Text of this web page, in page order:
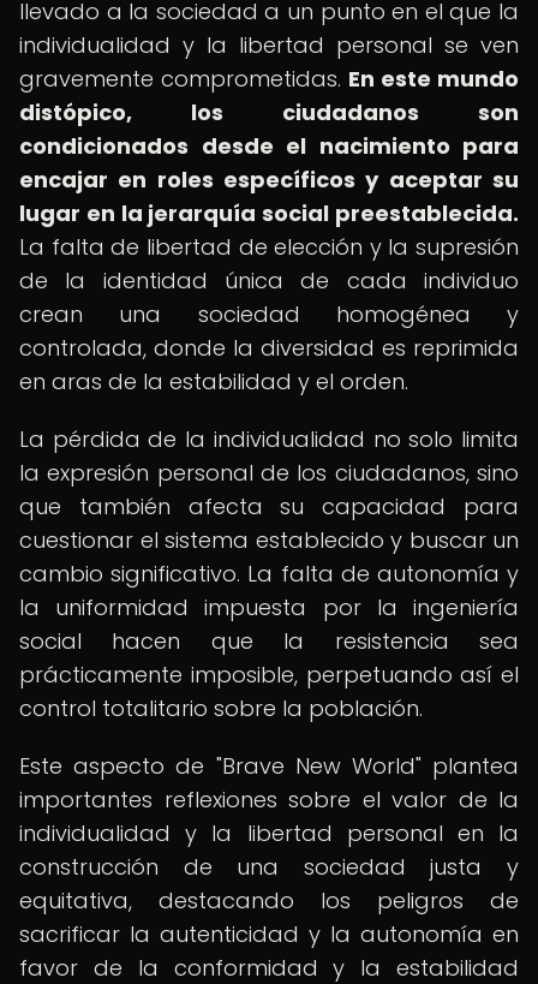
llevado a la sociedad a un punto en el que la
individualidad y la libertad personal se ven
gravemente comprometidas. En este mundo
distópico, los ciudadanos son
condicionados desde el nacimiento para
encajar en roles específicos y aceptar su
lugar en la jerarquía social preestablecida.
La falta de libertad de elección y la supresión
de la identidad única de cada individuo
crean una sociedad homogénea y
controlada, donde la diversidad es reprimida
en aras de la estabilidad y el orden.
La pérdida de la individualidad no solo limita
la expresión personal de los ciudadanos, sino
que también afecta su capacidad para
cuestionar el sistema establecido y buscar un
cambio significativo. La falta de autonomía y
la uniformidad impuesta por la ingeniería
social hacen que la resistencia sea
prácticamente imposible, perpetuando así el
control totalitario sobre la población.
Este aspecto de "Brave New World" plantea
importantes reflexiones sobre el valor de la
individualidad y la libertad personal en la
construcción de una sociedad justa y
equitativa, destacando los peligros de
sacrificar la autenticidad y la autonomía en
favor de la conformidad y la estabilidad